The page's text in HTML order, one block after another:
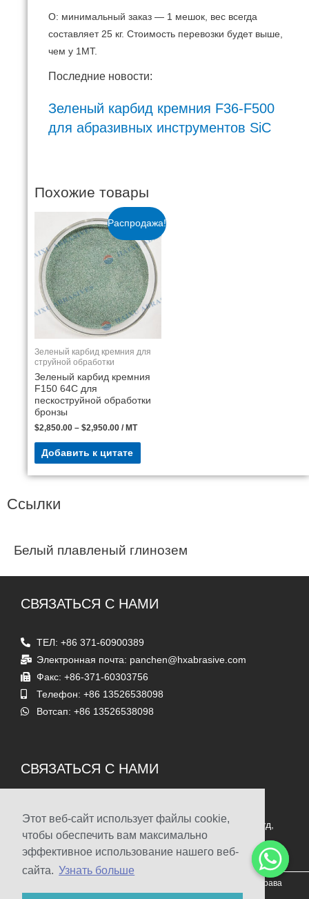
Этот веб-сайт использует файлы cookie,
чтобы обеспечить вам максимально
эффективное использование нашего веб-
сайта. Узнать больше
О: минимальный заказ — 1 мешок, вес всегда
составляет 25 кг. Стоимость перевозки будет выше,
чем у 1MT.
Последние новости:
Зеленый карбид кремния F36-F500
для абразивных инструментов SiC
Похожие товары
Распродажа!
Зеленый карбид кремния для
струйной обработки
Зеленый карбид кремния
F150 64C для
пескоструйной обработки
бронзы
$2,850.00 – $2,950.00 / MT
Добавить к цитате
Ссылки
Белый плавленый глинозем
СВЯЗАТЬСЯ С НАМИ
ТЕЛ: +86 371-60900389
Электронная почта: panchen@hxabrasive.com
Факс: +86-371-60303756
Телефон: +86 13526538098
Вотсап: +86 13526538098
СВЯЗАТЬСЯ С НАМИ
Комната 1903, Таймс-сквер Ясинь, Суншань Саут Роуд,
Чжэнчжоу, Китай
© 2009-2022 Чжэнчжоу Haixu Abrasives Co., Ltd. Авторские права